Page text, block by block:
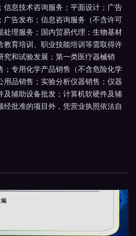
信息技术咨询服务；平面设计；广告
广告发布；信息咨询服务（不含许可
处理服务；国内贸易代理；生物基材
教育培训、职业技能培训等需取得许
究和试验发展；第一类医疗器械销
；专用化学产品销售（不含危险化学
用品销售；实验分析仪器销售；仪器
及辅助设备批发；计算机软硬件及辅
经批准的项目外，凭营业执照依法自